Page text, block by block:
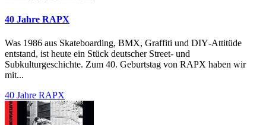
40 Jahre RAPX
Was 1986 aus Skateboarding, BMX, Graffiti und DIY‑Attitüde
entstand, ist heute ein Stück deutscher Street‑ und
Subkulturgeschichte. Zum 40. Geburtstag von RAPX haben wir
mit...
40 Jahre RAPX